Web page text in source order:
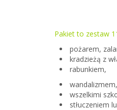
Pakiet to zestaw
pożarem,
kradzieżą z
rabunkiem,
wandalizmem,
wszelkimi
stłuczeniem